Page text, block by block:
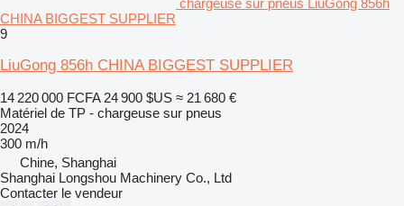
CHINA BIGGEST SUPPLIER
9
LiuGong 856h CHINA BIGGEST SUPPLIER
14 220 000 FCFA 24 900 $US ≈ 21 680 €
Matériel de TP - chargeuse sur pneus
2024
300 m/h
Chine, Shanghai
Shanghai Longshou Machinery Co., Ltd
Contacter le vendeur